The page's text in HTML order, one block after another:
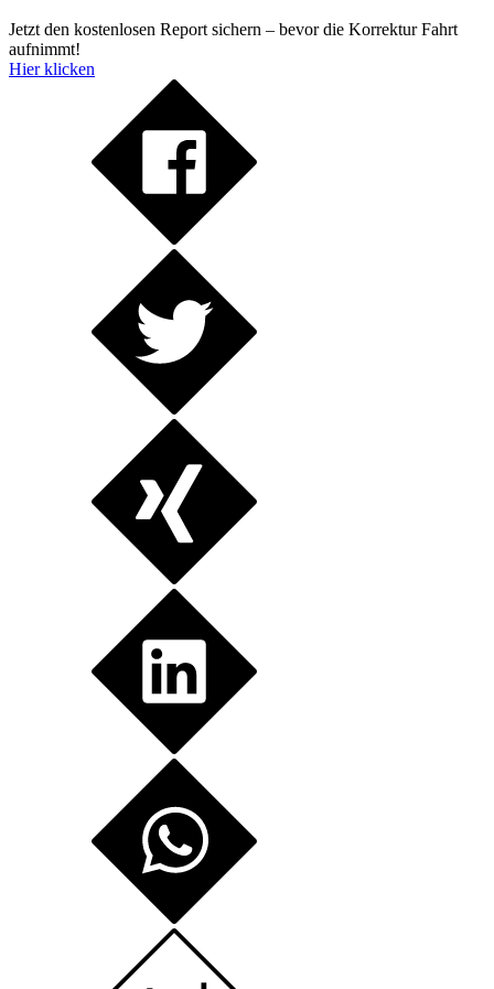
Jetzt den kostenlosen Report sichern – bevor die Korrektur Fahrt
aufnimmt!
Hier klicken